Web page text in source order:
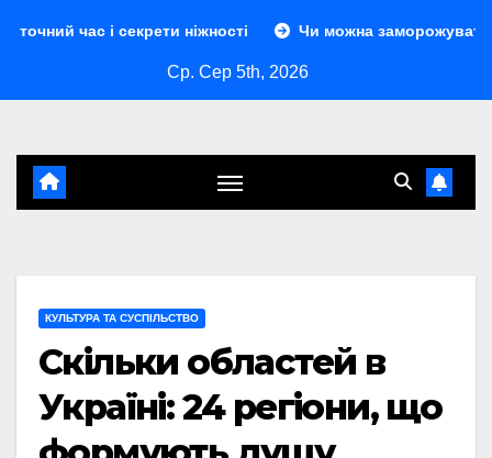
секрети ніжності Чи можна заморожувати сир: повний
Ср. Сер 5th, 2026
КУЛЬТУРА ТА СУСПІЛЬСТВО
Скільки областей в
Україні: 24 регіони, що